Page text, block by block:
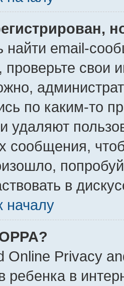
найти email-
проверьте свои
по каким-то
удаляют
сообщения,
в
началу
Online Privacy
ребенка в